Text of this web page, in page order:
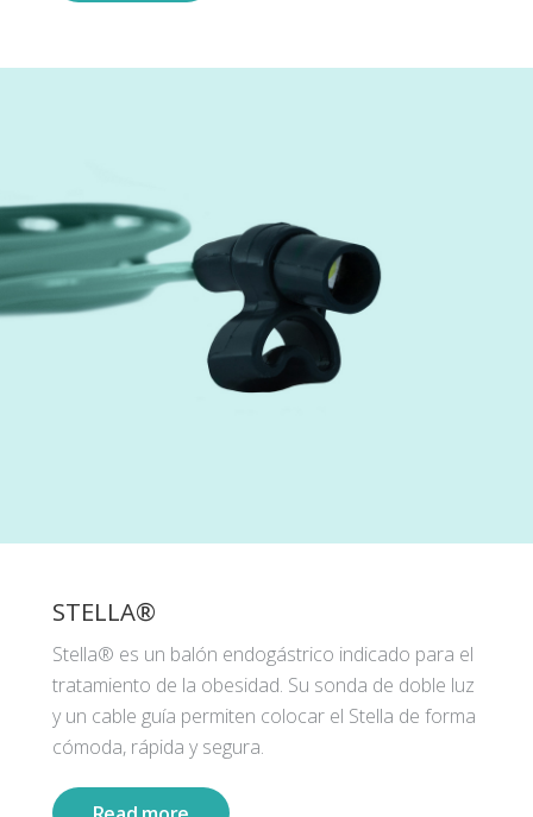
STELLA®
Stella® es un balón endogástrico indicado para el
tratamiento de la obesidad. Su sonda de doble luz
y un cable guía permiten colocar el Stella de forma
cómoda, rápida y segura.